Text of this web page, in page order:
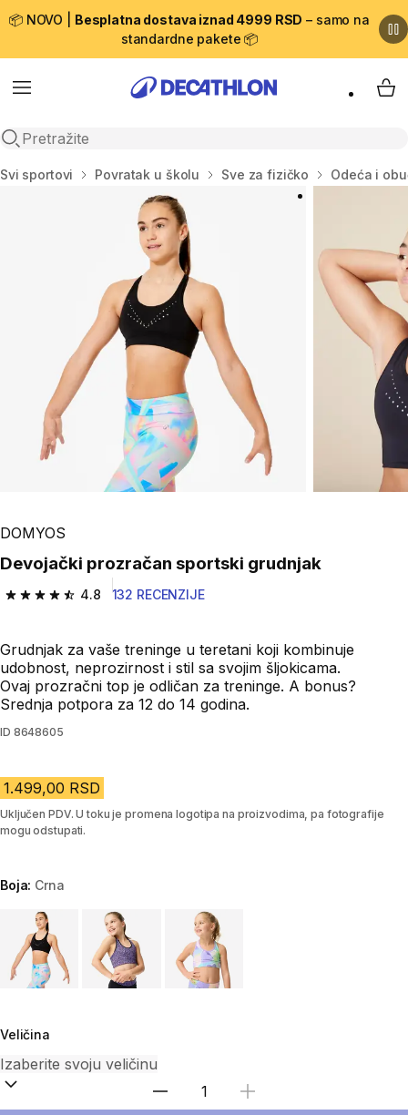
📦 NOVO | Besplatna dostava iznad 4999 RSD – samo na
standardne pakete 📦
Menu
Open search
My
Početna stranica
Svi sportovi Povratak u školu Sve za fizičko Odeća i
DOMYOS
Devojački prozračan sportski grudnjak
4.8
4.8 od 5 zvezdica from 132 Recenzije
132 RECENZIJE
Grudnjak za vaše treninge u teretani koji kombinuje
udobnost, neprozirnost i stil sa svojim šljokicama.
Ovaj prozračni top je odličan za treninge. A bonus?
Srednja potpora za 12 do 14 godina.
ID 8648605
1.499,00 RSD
Uključen PDV. U toku je promena logotipa na proizvodima, pa fotografije
mogu odstupati.
Boja: Crna
Choose a variant
Veličina
Izaberi količinu